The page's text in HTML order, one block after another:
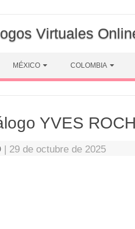
Virtuales
MÉXICO COLOMBIA
YVES
| 29 de octubre de 2025